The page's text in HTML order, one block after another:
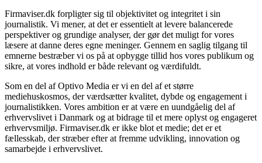
Firmaviser.dk forpligter sig til objektivitet og integritet i sin
journalistik. Vi mener, at det er essentielt at levere balancerede
perspektiver og grundige analyser, der gør det muligt for vores
læsere at danne deres egne meninger. Gennem en saglig tilgang til
emnerne bestræber vi os på at opbygge tillid hos vores publikum og
sikre, at vores indhold er både relevant og værdifuldt.
Som en del af Optivo Media er vi en del af et større
mediehuskosmos, der værdsætter kvalitet, dybde og engagement i
journalistikken. Vores ambition er at være en uundgåelig del af
erhvervslivet i Danmark og at bidrage til et mere oplyst og engageret
erhvervsmiljø. Firmaviser.dk er ikke blot et medie; det er et
fællesskab, der stræber efter at fremme udvikling, innovation og
samarbejde i erhvervslivet.